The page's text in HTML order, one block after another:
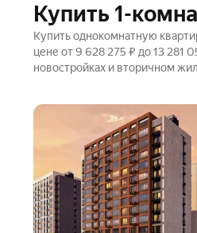
Купить 1-
Купить однокомнатную
цене от 9 628 275 ₽ до 13 281
новостройках и вторичном